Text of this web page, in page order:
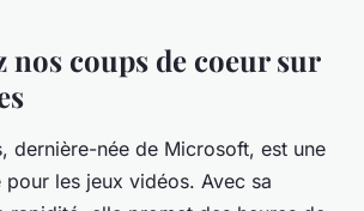
nos coups de coeur sur
dernière-née de Microsoft, est une
pour les jeux vidéos. Avec sa